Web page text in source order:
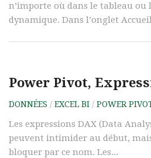
n’importe où dans le tableau ou
dynamique. Dans l’onglet
Power Pivot,
DONNÉES / EXCEL BI / POWER
Les expressions DAX (Data
peuvent intimider au début,
bloquer par ce nom. Les...